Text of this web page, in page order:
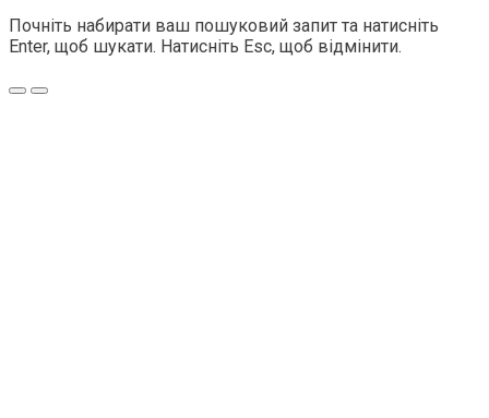
Почніть набирати ваш пошуковий запит та натисніть
Enter, щоб шукати. Натисніть Esc, щоб відмінити.
Меню